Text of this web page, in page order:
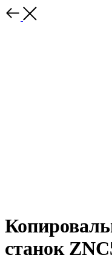
станок